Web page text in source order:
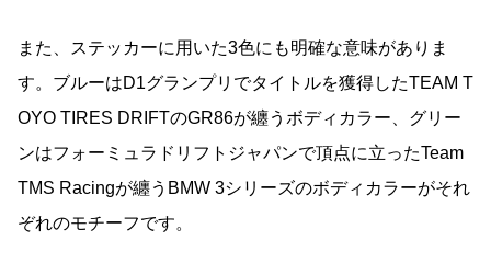
また、ステッカーに用いた3色にも明確な意味がありま
す。ブルーはD1グランプリでタイトルを獲得したTEAM T
OYO TIRES DRIFTのGR86が纏うボディカラー、グリー
ンはフォーミュラドリフトジャパンで頂点に立ったTeam
TMS Racingが纏うBMW 3シリーズのボディカラーがそれ
ぞれのモチーフです。